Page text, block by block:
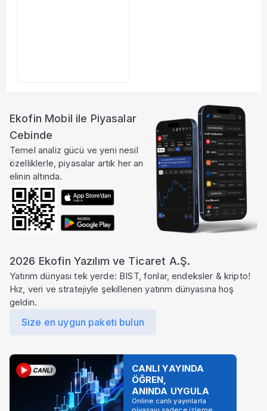
Ekofin Mobil ile Piyasalar
Cebinde
Temel analiz gücü ve yeni nesil
özelliklerle, piyasalar artık her an
elinin altında.
2026 Ekofin Yazılım ve Ticaret A.Ş.
Yatırım dünyası tek yerde: BIST, fonlar, endeksler & kripto!
Hız, veri ve stratejiyle şekillenen yatırım dünyasına hoş
geldin.
Size en uygun paketi bulun
CANLI YAYINDA
ÖĞREN,
ANINDA UYGULA
Online canlı yayınlarla